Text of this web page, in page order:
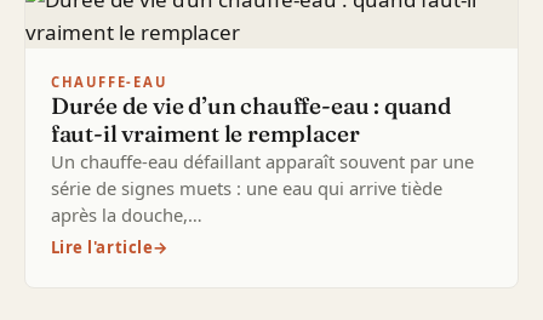
CHAUFFE-EAU
Durée de vie d’un chauffe-eau : quand
faut-il vraiment le remplacer
Un chauffe-eau défaillant apparaît souvent par une
série de signes muets : une eau qui arrive tiède
après la douche,…
Lire l'article→